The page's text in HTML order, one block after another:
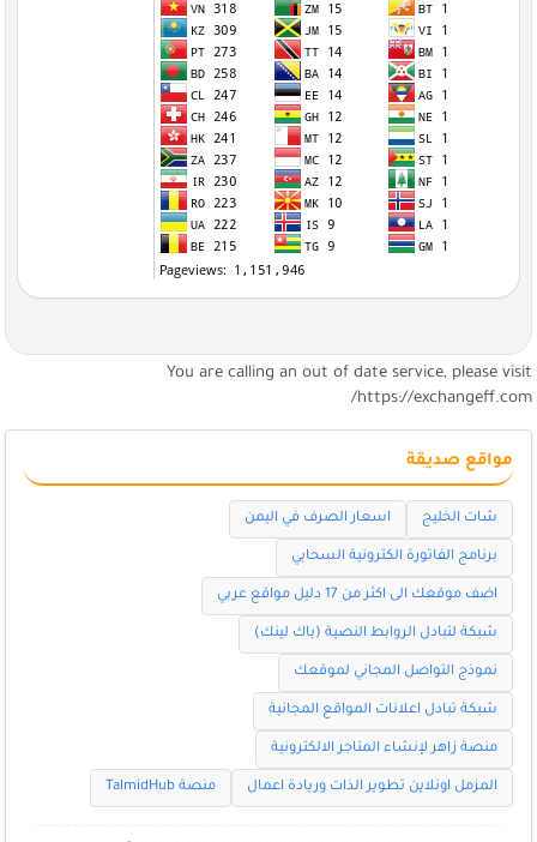
You are calling an out of date service, please visit
https://exchangeff.com/
مواقع صديقة
شات الخليج اسعار الصرف في اليمن
برنامج الفاتورة الكترونية السحابي
اضف موقعك الى اكثر من 17 دليل مواقع عربي
شبكة لتبادل الروابط النصية (باك لينك)
نموذج التواصل المجاني لموقعك
شبكة تبادل اعلانات المواقع المجانية
منصة زاهر لإنشاء المتاجر الالكترونية
المزمل اونلاين تطوير الذات وريادة اعمال منصة TalmidHub